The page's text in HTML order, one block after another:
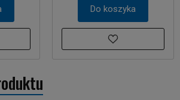
Do koszyka